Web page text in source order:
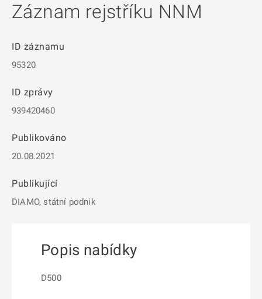
Záznam rejstříku NNM
ID záznamu
95320
ID zprávy
939420460
Publikováno
20.08.2021
Publikující
DIAMO, státní podnik
Popis nabídky
D500